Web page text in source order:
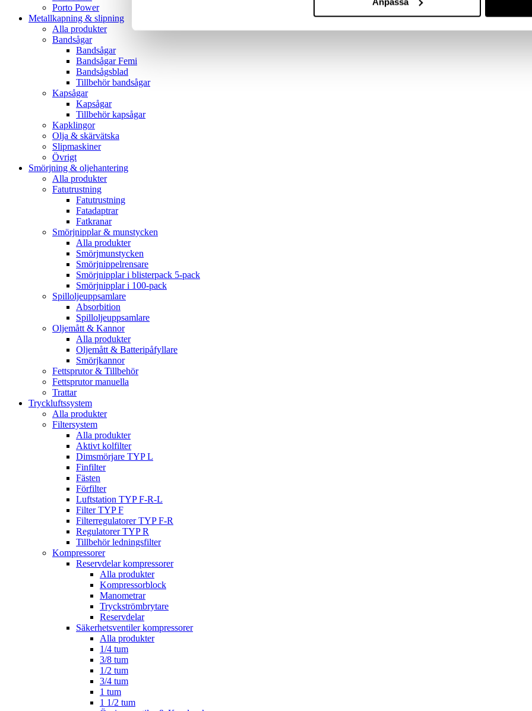
Porto Power
Metallkapning & slipning
Alla produkter
Bandsågar
Bandsågar
Bandsågar Femi
Bandsågsblad
Tillbehör bandsågar
Kapsågar
Kapsågar
Tillbehör kapsågar
Kapklingor
Olja & skärvätska
Slipmaskiner
Övrigt
Smörjning & oljehantering
Alla produkter
Fatutrustning
Fatutrustning
Fatadaptrar
Fatkranar
Smörjnipplar & munstycken
Alla produkter
Smörjmunstycken
Smörjnippelrensare
Smörjnipplar i blisterpack 5-pack
Smörjnipplar i 100-pack
Spilloljeuppsamlare
Absorbition
Spilloljeuppsamlare
Oljemått & Kannor
Alla produkter
Oljemått & Batteripåfyllare
Smörjkannor
Fettsprutor & Tillbehör
Fettsprutor manuella
Trattar
Tryckluftssystem
Alla produkter
Filtersystem
Alla produkter
Aktivt kolfilter
Dimsmörjare TYP L
Finfilter
Fästen
Förfilter
Luftstation TYP F-R-L
Filter TYP F
Filterregulatorer TYP F-R
Regulatorer TYP R
Tillbehör ledningsfilter
Kompressorer
Reservdelar kompressorer
Alla produkter
Kompressorblock
Manometrar
Tryckströmbrytare
Reservdelar
Säkerhetsventiler kompressorer
Alla produkter
1/4 tum
3/8 tum
1/2 tum
3/4 tum
1 tum
1 1/2 tum